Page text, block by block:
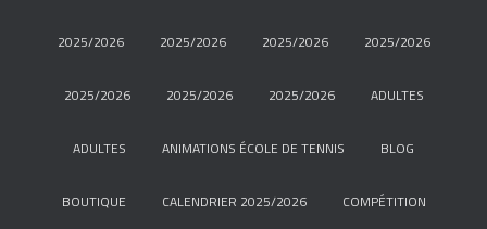
2025/2026 2025/2026 2025/2026 2025/2026
2025/2026 2025/2026 2025/2026 ADULTES
ADULTES ANIMATIONS ÉCOLE DE TENNIS BLOG
BOUTIQUE CALENDRIER 2025/2026 COMPÉTITION